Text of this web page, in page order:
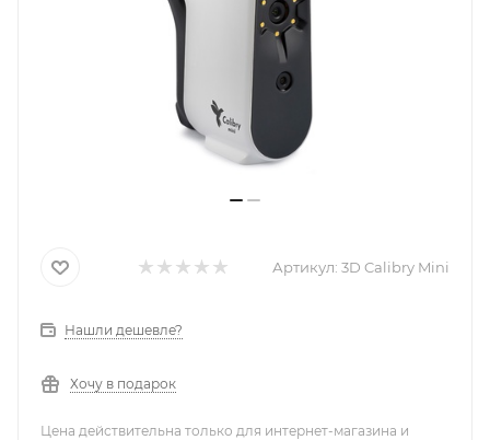
Артикул: 3D Calibry Mini
Нашли дешевле?
Хочу в подарок
Цена действительна только для интернет-магазина и